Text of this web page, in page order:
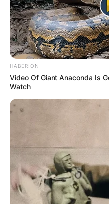
HABERION
Video Of Giant Anaconda Is
Watch